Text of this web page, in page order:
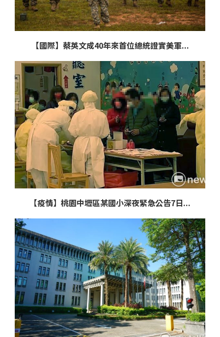
【國際】蔡英文成40年來首位總統證實美軍...
【疫情】桃園中壢區某國小深夜緊急公告7日...